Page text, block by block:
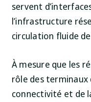
servent
l’infrastructure
circulation fluide
À mesure que les
rôle des terminaux
connectivité et de